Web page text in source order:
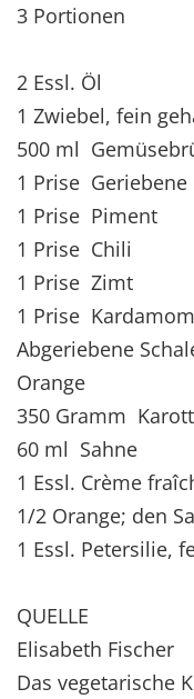
3 Portionen
2 Essl. Öl
1 Zwiebel, fein
500 ml
1 Prise Geriebene
1 Prise Piment
1 Prise Chili
1 Prise Zimt
1 Prise Kardamom
Abgeriebene
Orange
350 Gramm
60 ml Sahne
1 Essl. Crème
1/2 Orange; den
1 Essl. Petersilie,
QUELLE
Elisabeth Fischer
Das vegetarische